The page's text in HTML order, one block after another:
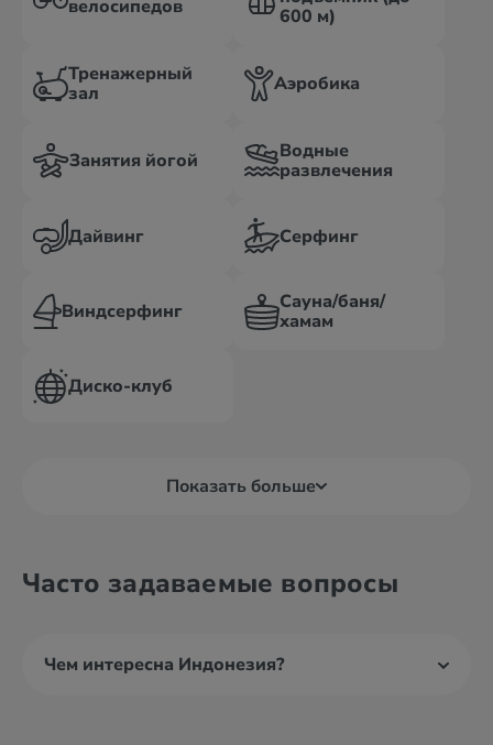
велосипедов
600 м)
Тренажерный
зал
Аэробика
Занятия йогой
Водные
развлечения
Дайвинг Серфинг
Виндсерфинг
Сауна/баня/
хамам
Диско-клуб
Показать больше
Часто задаваемые вопросы
Чем интересна Индонезия?